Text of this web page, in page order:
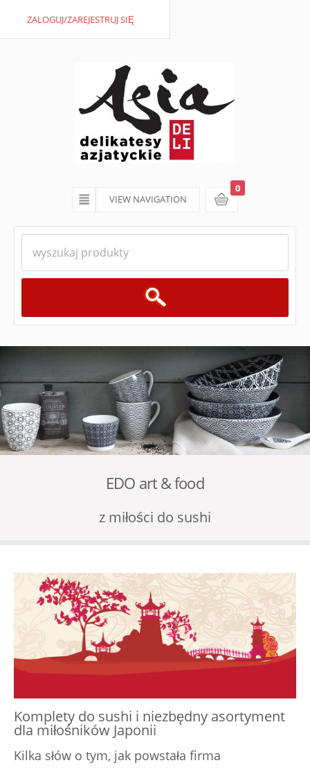
VIEW NAVIGATION
ZALOGUJ/ZAREJESTRUJ SIĘ
koszyk
0
EDO art & food
z miłości do sushi
Komplety do sushi i niezbędny asortyment
dla miłośników Japonii
Kilka słów o tym, jak powstała firma